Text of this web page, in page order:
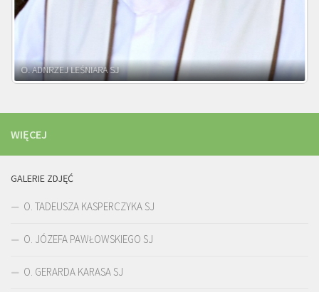
WIĘCEJ
GALERIE ZDJĘĆ
O. TADEUSZA KASPERCZYKA SJ
O. JÓZEFA PAWŁOWSKIEGO SJ
O. GERARDA KARASA SJ